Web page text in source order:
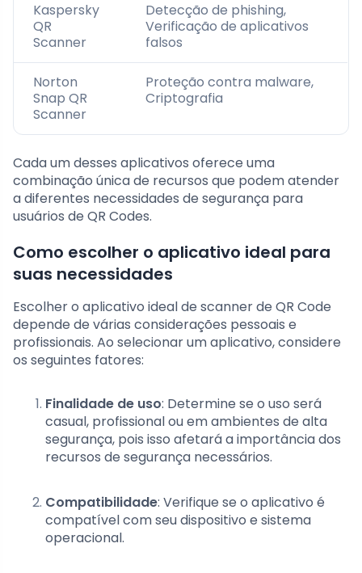
Kaspersky
QR
Scanner
Detecção de phishing,
Verificação de aplicativos
falsos
Norton
Snap QR
Scanner
Proteção contra malware,
Criptografia
Cada um desses aplicativos oferece uma
combinação única de recursos que podem atender
a diferentes necessidades de segurança para
usuários de QR Codes.
Como escolher o aplicativo ideal para
suas necessidades
Escolher o aplicativo ideal de scanner de QR Code
depende de várias considerações pessoais e
profissionais. Ao selecionar um aplicativo, considere
os seguintes fatores:
Finalidade de uso: Determine se o uso será
casual, profissional ou em ambientes de alta
segurança, pois isso afetará a importância dos
recursos de segurança necessários.
Compatibilidade: Verifique se o aplicativo é
compatível com seu dispositivo e sistema
operacional.